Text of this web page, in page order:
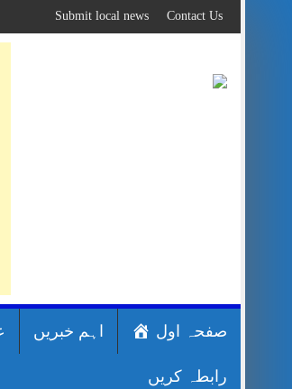
to
content
Contact Us
Submit local news
صفحہ اول اہم خبریں
رابطہ کریں